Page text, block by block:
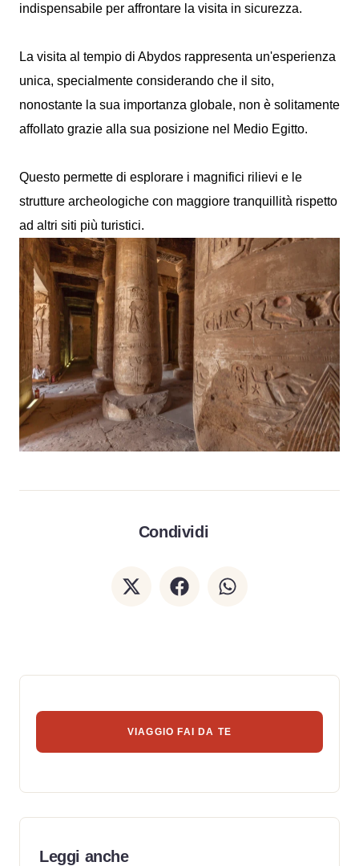
indispensabile per affrontare la visita in sicurezza.
La visita al tempio di Abydos rappresenta un'esperienza
unica, specialmente considerando che il sito,
nonostante la sua importanza globale, non è solitamente
affollato grazie alla sua posizione nel Medio Egitto.
Questo permette di esplorare i magnifici rilievi e le
strutture archeologiche con maggiore tranquillità rispetto
ad altri siti più turistici.
Condividi
VIAGGIO FAI DA TE
Leggi anche